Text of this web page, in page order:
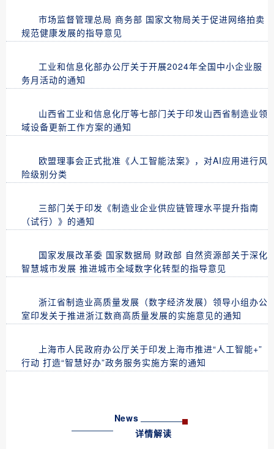
市场监督管理总局 商务部 国家文物局关于促进网络拍卖
规范健康发展的指导意见
工业和信息化部办公厅关于开展2024年全国中小企业服
务月活动的通知
山西省工业和信息化厅等七部门关于印发山西省制造业领
域设备更新工作方案的通知
欧盟理事会正式批准《人工智能法案》，对AI应用进行风
险级别分类
三部门关于印发《制造业企业供应链管理水平提升指南
（试行）》的通知
国家发展改革委 国家数据局 财政部 自然资源部关于深化
智慧城市发展 推进城市全域数字化转型的指导意见
浙江省制造业高质量发展（数字经济发展）领导小组办公
室印发关于推进浙江数商高质量发展的实施意见的通知
上海市人民政府办公厅关于印发上海市推进“人工智能+”
行动 打造“智慧好办”政务服务实施方案的通知
News
详情解读